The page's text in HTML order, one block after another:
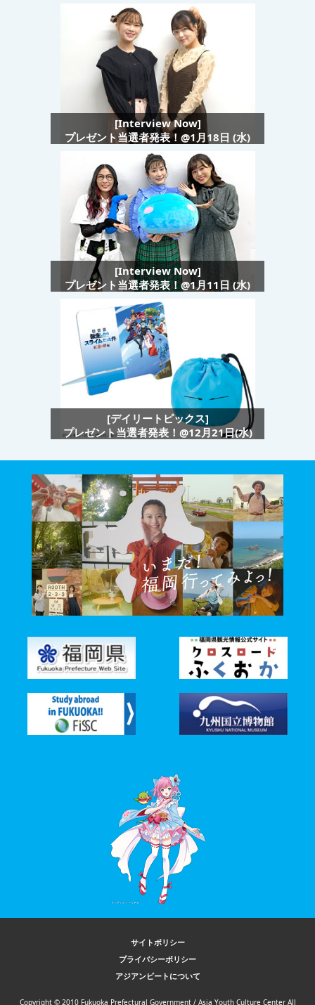
[Interview Now]
プレゼント当選者発表！@1月18日 (水)
[Interview Now]
プレゼント当選者発表！@1月11日 (水)
[デイリートピックス]
プレゼント当選者発表！@12月21日(水)
サイトポリシー
プライバシーポリシー
アジアンビートについて
Copyright © 2010 Fukuoka Prefectural Government / Asia Youth Culture Center All